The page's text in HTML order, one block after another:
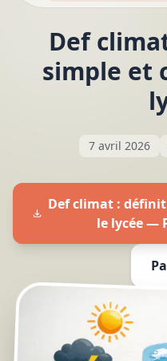
Def
simple et
7 avril 2026
Def climat :
le lycée —